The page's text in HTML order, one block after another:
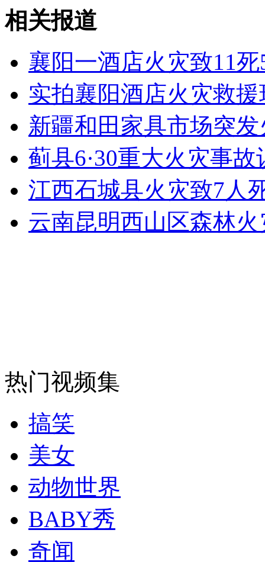
无痛分娩是否安全 医生回应
外交部：反对强权政治霸凌主义
外交部：有关国家言论片面不公正
安徽一实载49人客车翻车
司机酒驾遇交警 急速倒车逃窜
相关报道
襄阳一酒店火灾致11
实拍襄阳酒店火灾救
新疆和田家具市场突
蓟县6·30重大火灾事
江西石城县火灾致7人
云南昆明西山区森林
热门视频集
搞笑
美女
动物世界
BABY秀
奇闻